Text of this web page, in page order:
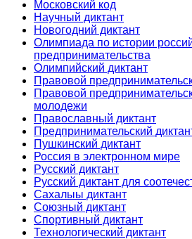
Московский код
Научный диктант
Новогодний диктант
Олимпиада по истории
предпринимательства
Олимпийский диктант
Правовой
Правовой
молодежи
Православный диктант
Предпринимательский
Пушкинский диктант
Россия в электронном мире
Русский диктант
Русский диктант для
Сахалыы диктант
Союзный диктант
Спортивный диктант
Технологический диктант